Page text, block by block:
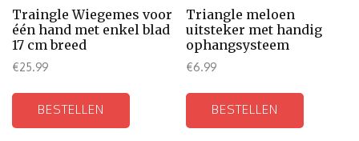
Traingle Wiegemes voor
één hand met enkel blad
17 cm breed
€25.99
BESTELLEN
Triangle meloen
uitsteker met handig
ophangsysteem
€6.99
BESTELLEN